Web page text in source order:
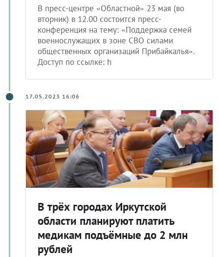
В пресс-центре «Областной» 23 мая (во
вторник) в 12.00 состоится пресс-
конференция на тему: «Поддержка семей
военнослужащих в зоне СВО силами
общественных организаций Прибайкалья».
Доступ по ссылке: h
17.05.2023 16:06
В трёх городах Иркутской
области планируют платить
медикам подъёмные до 2 млн
рублей